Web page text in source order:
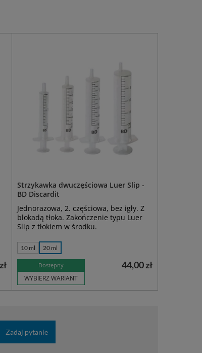
Strzykawka dwuczęściowa Luer Slip -
BD Discardit
Jednorazowa, 2. częściowa, bez igły. Z
blokadą tłoka. Zakończenie typu Luer
Slip z tłokiem w środku.
10 ml 20 ml
Dostępny
WYBIERZ WARIANT
44,00 zł
Zadaj pytanie